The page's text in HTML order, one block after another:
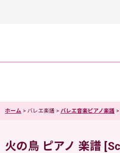
ホーム > バレエ楽譜 > バレエ音楽ピアノ楽譜 >
火の鳥 ピアノ 楽譜 [